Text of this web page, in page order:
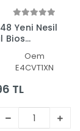
Yeni Nesil
Bios
Oem
E4CVT1XN
TL